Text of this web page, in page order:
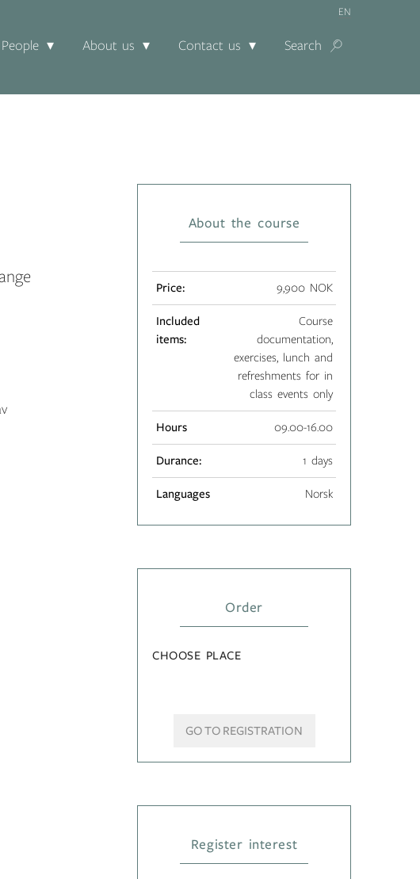
EN
People About us Contact us Search
About the course
Price: 9,900 NOK
Included
items:
Course
documentation,
exercises, lunch and
refreshments for in
class events only
Hours 09.00-16.00
Durance: 1 days
Languages Norsk
Order
CHOOSE PLACE
GO TO REGISTRATION
Register interest